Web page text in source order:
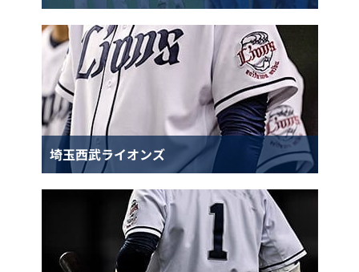
埼玉西武ライオンズ